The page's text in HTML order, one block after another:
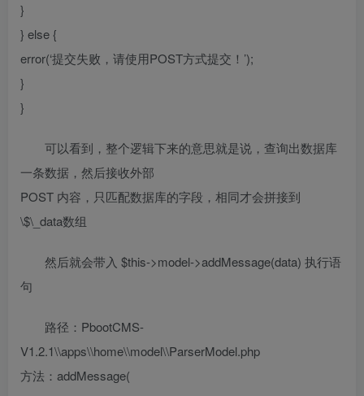
}
} else {
error(‘提交失败，请使用POST方式提交！’);
}
}
可以看到，整个逻辑下来的意思就是说，查询出数据库
一条数据，然后接收外部
POST 内容，只匹配数据库的字段，相同才会拼接到
\$\_data数组
然后就会带入 $this->model->addMessage(data) 执行语
句
路径：PbootCMS-
V1.2.1\\apps\\home\\model\\ParserModel.php
方法：addMessage(